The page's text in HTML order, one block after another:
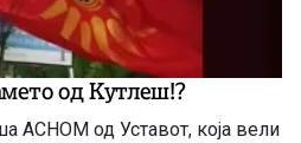
од Кутлеш!?
АСНОМ од Уставот, која вели